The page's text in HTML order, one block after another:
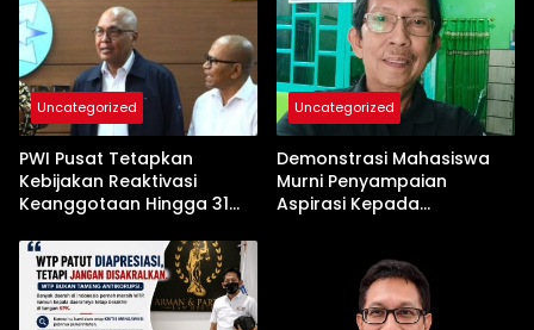
Uncategorized
PWI Pusat Tetapkan
Kebijakan Reaktivasi
Keanggotaan Hingga 31
Uncategorized
Demonstrasi Mahasiswa
Murni Penyampaian
Aspirasi Kepada